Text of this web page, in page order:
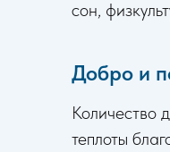
сон,
Добро и
Количество
теплоты